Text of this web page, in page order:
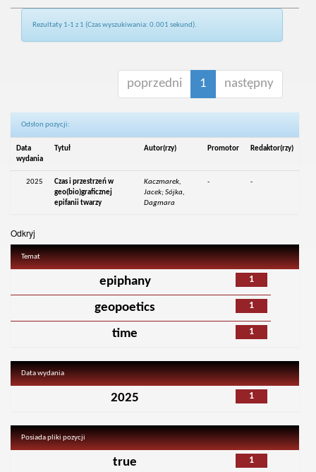
Rezultaty 1-1 z 1 (Czas wyszukiwania: 0.001 sekund).
poprzedni 1 następny
Odsłon pozycji:
Data
wydania
Tytuł Autor(rzy) Promotor Redaktor(rzy)
2025
Czas i przestrzeń w
geo(bio)graficznej
epifanii twarzy
Kaczmarek,
Jacek; Sójka,
Dagmara
- -
Odkryj
Temat
1
epiphany
1
geopoetics
1
time
Data wydania
1
2025
Posiada pliki pozycji
1
true